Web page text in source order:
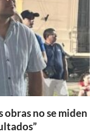
no se miden